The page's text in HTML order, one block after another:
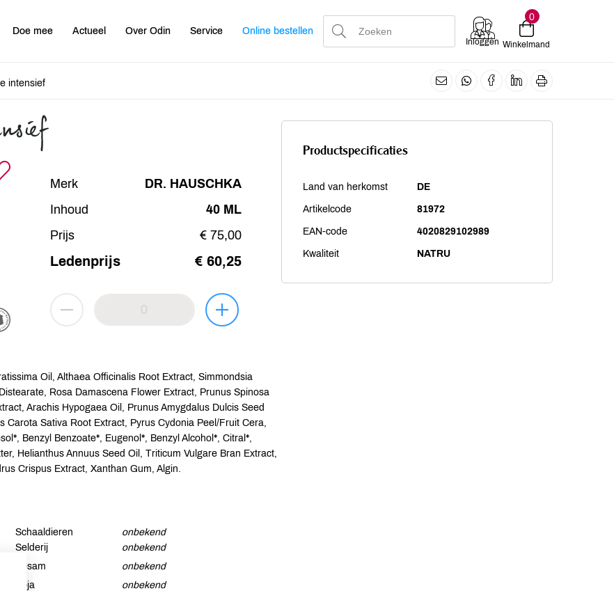
Doe mee Actueel Over Odin Service Online bestellen
Inloggen
0
Winkelmand
intensief
Merk
DR. HAUSCHKA
Inhoud
40 ML
Prijs
€ 75,00
Ledenprijs € 60,25
Oil, Althaea Officinalis Root Extract, Simmondsia
Rosa Damascena Flower Extract, Prunus Spinosa
Arachis Hypogaea Oil, Prunus Amygdalus Dulcis Seed
Carota Sativa Root Extract, Pyrus Cydonia Peel/Fruit Cera,
Benzyl Benzoate*, Eugenol*, Benzyl Alcohol*, Citral*,
Helianthus Annuus Seed Oil, Triticum Vulgare Bran Extract,
Crispus Extract, Xanthan Gum, Algin.
Schaaldieren
onbekend
Selderij
onbekend
Sesam
onbekend
Soja
onbekend
Productspecificaties
Land van herkomst DE
Artikelcode 81972
EAN-code 4020829102989
Kwaliteit NATRU